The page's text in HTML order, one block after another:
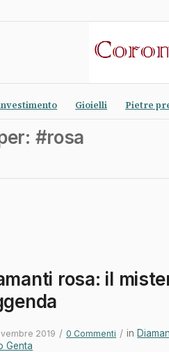
Gioielli Pietre
#rosa
rosa: il
2019 / 0 Commenti / in
Genta